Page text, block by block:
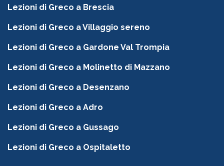
Lezioni di Greco a Brescia
Lezioni di Greco a Villaggio sereno
Lezioni di Greco a Gardone Val Trompia
Lezioni di Greco a Molinetto di Mazzano
Lezioni di Greco a Desenzano
Lezioni di Greco a Adro
Lezioni di Greco a Gussago
Lezioni di Greco a Ospitaletto